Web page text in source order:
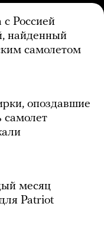
Россией
найденный
самолетом
опоздавшие
самолет
месяц
Patriot